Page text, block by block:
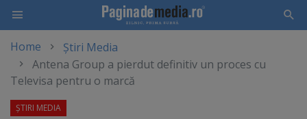
main
content
Home
Știri Media
Antena Group a pierdut definitiv un proces cu
Televisa pentru o marcă